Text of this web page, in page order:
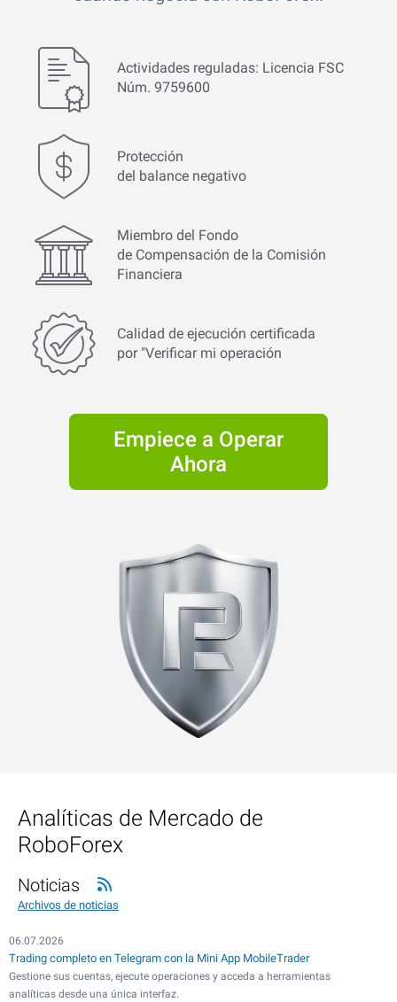
Actividades reguladas: Licencia FSC
Núm. 9759600
Protección
del balance negativo
Miembro del Fondo
de Compensación de la Comisión
Financiera
Calidad de ejecución certificada
por "Verificar mi operación
Empiece a Operar
Ahora
Analíticas de Mercado de
RoboForex
Noticias
Archivos de noticias
06.07.2026
Trading completo en Telegram con la Mini App MobileTrader
Gestione sus cuentas, ejecute operaciones y acceda a herramientas
analíticas desde una única interfaz.